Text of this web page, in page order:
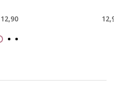
12,90